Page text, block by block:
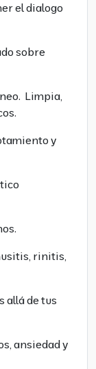
el dialogo
sobre
Limpia,
y
rinitis,
de tus
ansiedad y